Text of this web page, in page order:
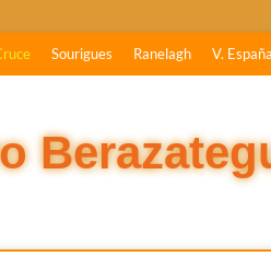
Sourigues Ranelagh V. España